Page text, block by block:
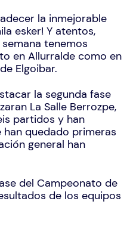
la inmejorable
esker! Y atentos,
tenemos
en Allurralde como en
Elgoibar.
la segunda fase
La Salle Berrozpe,
partidos y han
han quedado primeras
general han
del Campeonato de
de los equipos